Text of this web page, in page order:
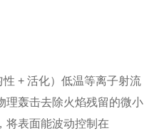
+ 活化）低温等离子射流
理轰击去除火焰残留的微小
将表面能波动控制在